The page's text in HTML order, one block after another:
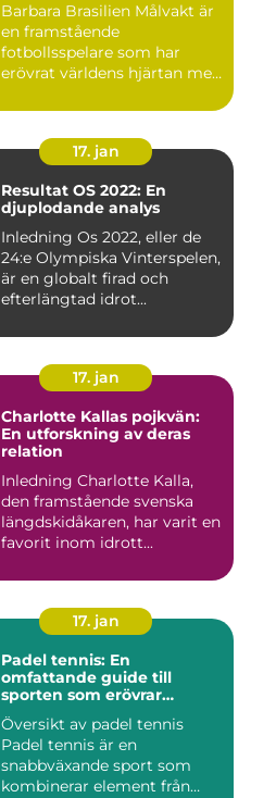
Barbara Brasilien Målvakt är
en framstående
fotbollsspelare som har
erövrat världens hjärtan med
17. jan
Resultat OS 2022: En
djuplodande analys
Inledning Os 2022, eller de
24:e Olympiska Vinterspelen,
är en globalt firad och
efterlängtad idrot...
17. jan
Charlotte Kallas pojkvän:
En utforskning av deras
relation
Inledning Charlotte Kalla,
den framstående svenska
längdskidåkaren, har varit en
favorit inom idrott...
17. jan
Padel tennis: En
omfattande guide till
sporten som erövrar
världen
Översikt av padel tennis
Padel tennis är en
snabbväxande sport som
kombinerar element från